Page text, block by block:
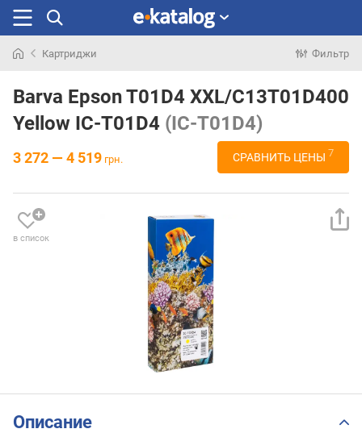
раньше
Картриджи Фильтр
Barva Epson T01D4 XXL/C13T01D400
Yellow IC-T01D4 (IC-T01D4)
3 272 — 4 519 грн. СРАВНИТЬ ЦЕНЫ 7
в список
Описание